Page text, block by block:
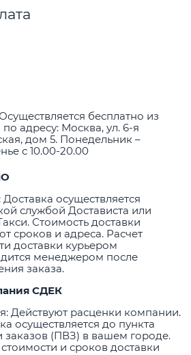
бесплатно из
адресу: Москва, ул. 6-я
дом 5. Понедельник –
с 10.00-20.00
Доставка осуществляется
службой Достависта или
Стоимость доставки
сроков и адреса. Расчет
доставки курьером
менеджером после
заказа.
СДЕК
Действуют расценки компании.
осуществляется до пункта
заказов (ПВЗ) в вашем городе.
стоимости и сроков доставки